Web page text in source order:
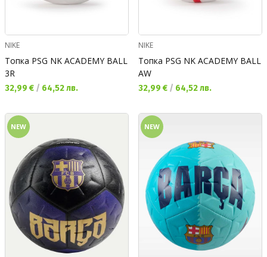
NIKE
Топка PSG NK ACADEMY BALL
3R
Текуща цена:
32,99 € / 64,52 лв.
NIKE
Топка PSG NK ACADEMY BALL
AW
Текуща цена:
32,99 € / 64,52 лв.
NEW NEW